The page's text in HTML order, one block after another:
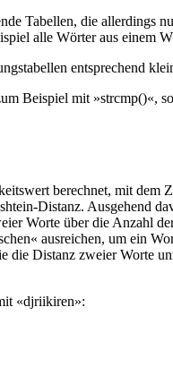
Tabellen, die allerdings
alle Wörter aus einem
entsprechend
Beispiel mit »strcmp()«,
berechnet, mit
Distanz. Ausgehend
Worte über die Anzahl
ausreichen, um ein
Distanz zweier Worte
«djriikiren»: